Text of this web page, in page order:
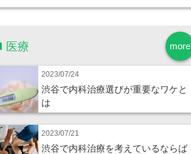
more
医療
2023/07/24
渋谷で内科治療選びが重要なワケと
は
2023/07/21
渋谷で内科治療を考えているならば